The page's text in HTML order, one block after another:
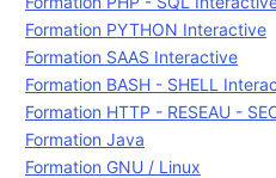
Formation PYTHON Interactive
Formation SAAS Interactive
Formation BASH - SHELL
Formation HTTP - RESEAU -
Formation Java
Formation GNU / Linux